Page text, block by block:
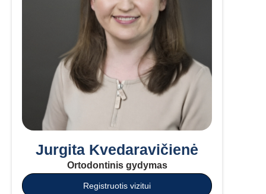
Jurgita Kvedaravičienė
Ortodontinis gydymas
Registruotis vizitui